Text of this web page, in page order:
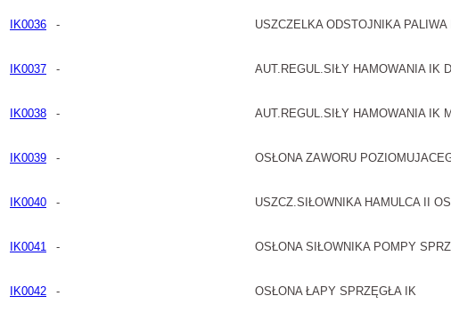
IK0036 - USZCZELKA ODSTOJNIKA PALIWA
IK0037 - AUT.REGUL.SIŁY HAMOWANIA IK
IK0038 - AUT.REGUL.SIŁY HAMOWANIA IK
IK0039 - OSŁONA ZAWORU
IK0040 - USZCZ.SIŁOWNIKA HAMULCA II
IK0041 - OSŁONA SIŁOWNIKA POMPY
IK0042 - OSŁONA ŁAPY SPRZĘGŁA IK